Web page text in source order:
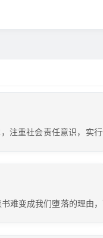
注重社会责任意识，实
难变成我们堕落的理由